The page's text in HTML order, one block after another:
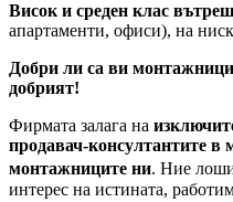
Висок и среден клас
апартаменти, офиси), на
Добри ли са ви
добрият!
Фирмата залага на
продавач-консултантите в
монтажниците ни. Ние
интерес на истината,